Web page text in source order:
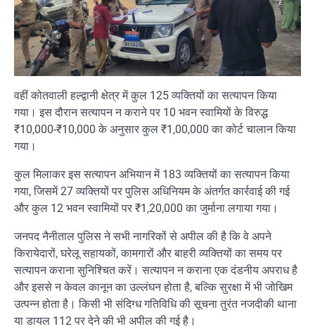
वहीं कोतवाली हल्द्वानी क्षेत्र में कुल 125 व्यक्तियों का सत्यापन किया
गया। इस दौरान सत्यापन न कराने पर 10 भवन स्वामियों के विरुद्ध
₹10,000-₹10,000 के अनुसार कुल ₹1,00,000 का कोर्ट चालान किया
गया।
कुल मिलाकर इस सत्यापन अभियान में 183 व्यक्तियों का सत्यापन किया
गया, जिसमें 27 व्यक्तियों पर पुलिस अधिनियम के अंतर्गत कार्रवाई की गई
और कुल 12 भवन स्वामियों पर ₹1,20,000 का जुर्माना लगाया गया।
जनपद नैनीताल पुलिस ने सभी नागरिकों से अपील की है कि वे अपने
किरायेदारों, घरेलू सहायकों, कामगारों और बाहरी व्यक्तियों का समय पर
सत्यापन कराना सुनिश्चित करें। सत्यापन न कराना एक दंडनीय अपराध है
और इससे न केवल कानून का उल्लंघन होता है, बल्कि सुरक्षा में भी जोखिम
उत्पन्न होता है। किसी भी संदिग्ध गतिविधि की सूचना तुरंत नजदीकी थाना
या डायल 112 पर देने की भी अपील की गई है।